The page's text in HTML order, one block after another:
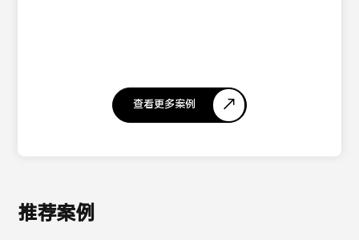
查看更多案例
推荐案例